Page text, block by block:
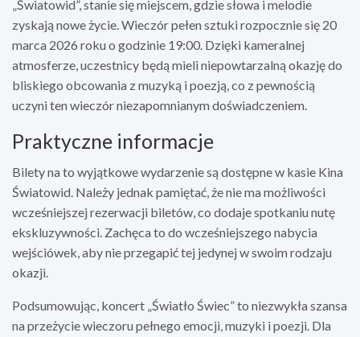
„Światowid”, stanie się miejscem, gdzie słowa i melodie
zyskają nowe życie. Wieczór pełen sztuki rozpocznie się 20
marca 2026 roku o godzinie 19:00. Dzięki kameralnej
atmosferze, uczestnicy będą mieli niepowtarzalną okazję do
bliskiego obcowania z muzyką i poezją, co z pewnością
uczyni ten wieczór niezapomnianym doświadczeniem.
Praktyczne informacje
Bilety na to wyjątkowe wydarzenie są dostępne w kasie Kina
Światowid. Należy jednak pamiętać, że nie ma możliwości
wcześniejszej rezerwacji biletów, co dodaje spotkaniu nutę
ekskluzywności. Zachęca to do wcześniejszego nabycia
wejściówek, aby nie przegapić tej jedynej w swoim rodzaju
okazji.
Podsumowując, koncert „Światło Świec” to niezwykła szansa
na przeżycie wieczoru pełnego emocji, muzyki i poezji. Dla